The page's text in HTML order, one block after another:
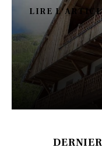
LIRE